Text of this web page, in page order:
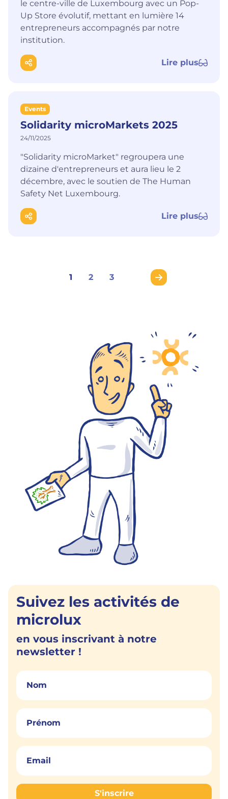
le centre-ville de Luxembourg avec un Pop-
Up Store évolutif, mettant en lumière 14
entrepreneurs accompagnés par notre
institution.
Lire plus
Events
Solidarity microMarkets 2025
24/11/2025
"Solidarity microMarket" regroupera une
dizaine d'entrepreneurs et aura lieu le 2
décembre, avec le soutien de The Human
Safety Net Luxembourg.
Lire plus
1 2 3
Suivez les activités de
microlux
en vous inscrivant à notre
newsletter !
S'inscrire